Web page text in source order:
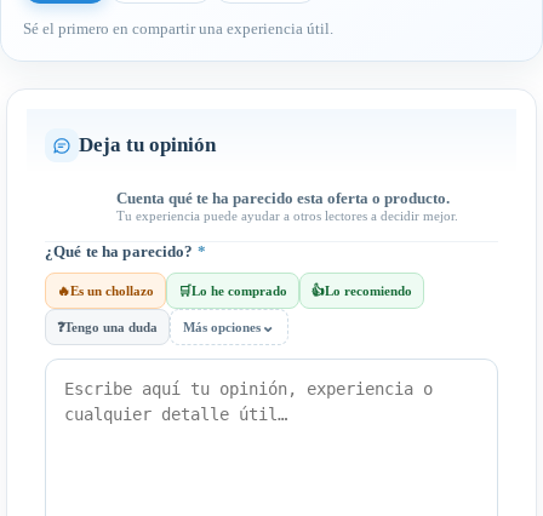
Sé el primero en compartir una experiencia útil.
Deja tu opinión
Cuenta qué te ha parecido esta oferta o producto.
Tu experiencia puede ayudar a otros lectores a decidir mejor.
¿Qué te ha parecido? *
🔥Es un chollazo 🛒Lo he comprado 👍Lo recomiendo
❓Tengo una duda Más opciones ⌄